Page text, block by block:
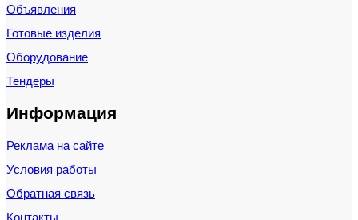
Объявления
Готовые изделия
Оборудование
Тендеры
Информация
Реклама на сайте
Условия работы
Обратная связь
Контакты